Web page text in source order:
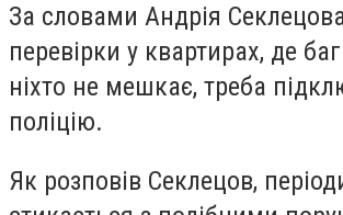
За словами Андрія
перевірки у квартирах, де
ніхто не мешкає, треба
поліцію.
Як розповів Секлецов,